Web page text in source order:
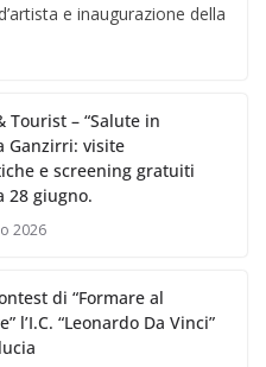
e inaugurazione della
Tourist – “Salute in
Ganzirri: visite
e screening gratuiti
28 giugno.
2026
di “Formare al
l’I.C. “Leonardo Da Vinci”